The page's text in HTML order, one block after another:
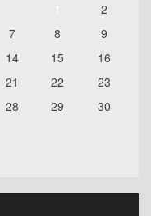
2
7 8
9
14 15
16
21 22
23
28 29
30